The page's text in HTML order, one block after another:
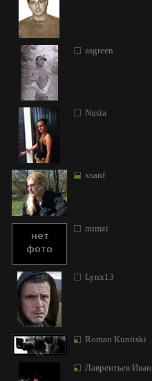
asgreen
Nusia
xsanf
mimzi
Lynx13
Roman Kunitski
Лаврентьев Иван